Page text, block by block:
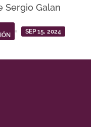
Sergio Galan
SEP 15, 2024